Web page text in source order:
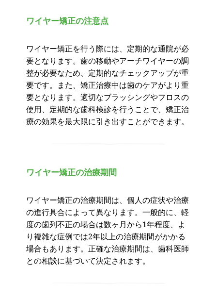
ワイヤー矯正の注意点
ワイヤー矯正を行う際には、定期的な通院が必
要となります。歯の移動やアーチワイヤーの調
整が必要なため、定期的なチェックアップが重
要です。また、矯正治療中は歯のケアがより重
要となります。適切なブラッシングやフロスの
使用、定期的な歯科検診を行うことで、矯正治
療の効果を最大限に引き出すことができます。
ワイヤー矯正の治療期間
ワイヤー矯正の治療期間は、個人の症状や治療
の進行具合によって異なります。一般的に、軽
度の歯列不正の場合は数ヶ月から1年程度、よ
り複雑な症例では2年以上の治療期間がかかる
場合もあります。正確な治療期間は、歯科医師
との相談に基づいて決定されます。